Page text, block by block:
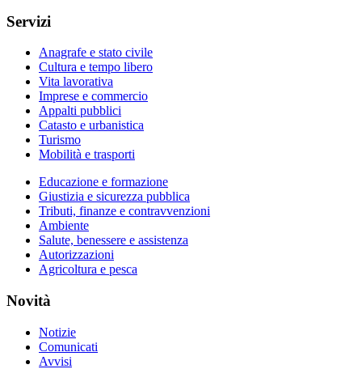
Servizi
Anagrafe e stato civile
Cultura e tempo libero
Vita lavorativa
Imprese e commercio
Appalti pubblici
Catasto e urbanistica
Turismo
Mobilità e trasporti
Educazione e formazione
Giustizia e sicurezza pubblica
Tributi, finanze e contravvenzioni
Ambiente
Salute, benessere e assistenza
Autorizzazioni
Agricoltura e pesca
Novità
Notizie
Comunicati
Avvisi